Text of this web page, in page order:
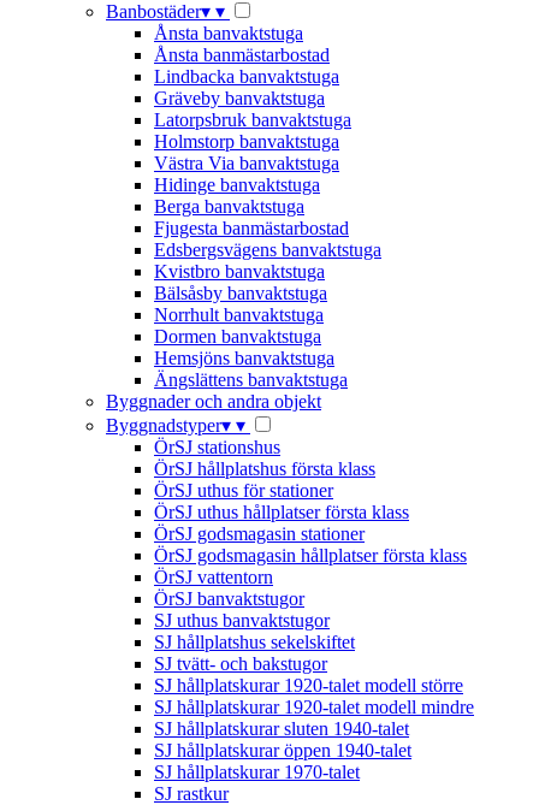
Banbostäder▾ ▾
Ånsta banvaktstuga
Ånsta banmästarbostad
Lindbacka banvaktstuga
Gräveby banvaktstuga
Latorpsbruk banvaktstuga
Holmstorp banvaktstuga
Västra Via banvaktstuga
Hidinge banvaktstuga
Berga banvaktstuga
Fjugesta banmästarbostad
Edsbergsvägens banvaktstuga
Kvistbro banvaktstuga
Bälsåsby banvaktstuga
Norrhult banvaktstuga
Dormen banvaktstuga
Hemsjöns banvaktstuga
Ängslättens banvaktstuga
Byggnader och andra objekt
Byggnadstyper▾ ▾
ÖrSJ stationshus
ÖrSJ hållplatshus första klass
ÖrSJ uthus för stationer
ÖrSJ uthus hållplatser första klass
ÖrSJ godsmagasin stationer
ÖrSJ godsmagasin hållplatser första klass
ÖrSJ vattentorn
ÖrSJ banvaktstugor
SJ uthus banvaktstugor
SJ hållplatshus sekelskiftet
SJ tvätt- och bakstugor
SJ hållplatskurar 1920-talet modell större
SJ hållplatskurar 1920-talet modell mindre
SJ hållplatskurar sluten 1940-talet
SJ hållplatskurar öppen 1940-talet
SJ hållplatskurar 1970-talet
SJ rastkur